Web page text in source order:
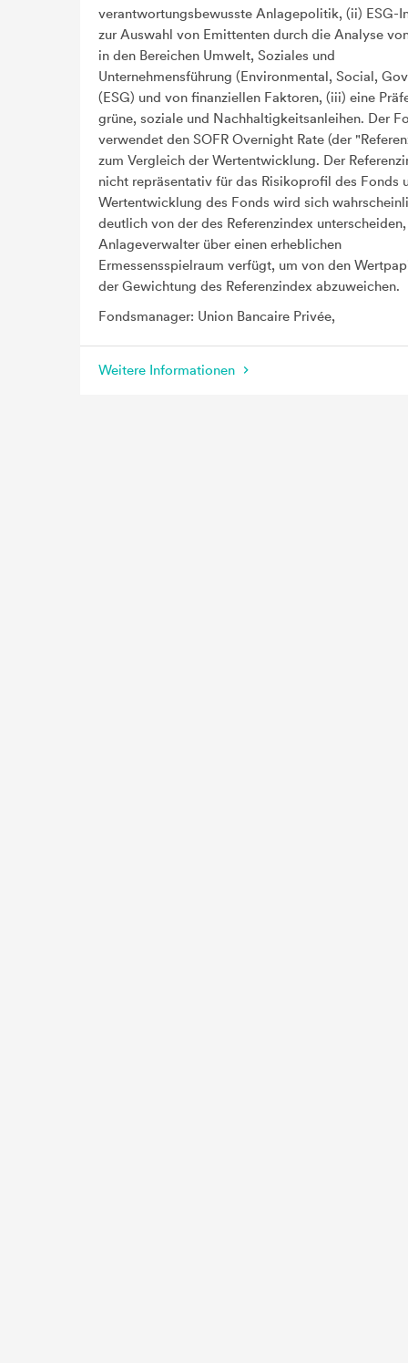
verantwortungsbewusste Anlagepolitik, (ii) ESG-
zur Auswahl von Emittenten durch die Analyse
in den Bereichen Umwelt, Soziales und
Unternehmensführung (Environmental, Social,
(ESG) und von finanziellen Faktoren, (iii) eine
grüne, soziale und Nachhaltigkeitsanleihen. Der
verwendet den SOFR Overnight Rate (der
zum Vergleich der Wertentwicklung. Der
nicht repräsentativ für das Risikoprofil des Fonds
Wertentwicklung des Fonds wird sich
deutlich von der des Referenzindex
Anlageverwalter über einen erheblichen
Ermessensspielraum verfügt, um von den
der Gewichtung des Referenzindex abzuweichen.
Fondsmanager: Union Bancaire Privée,
Weitere Informationen